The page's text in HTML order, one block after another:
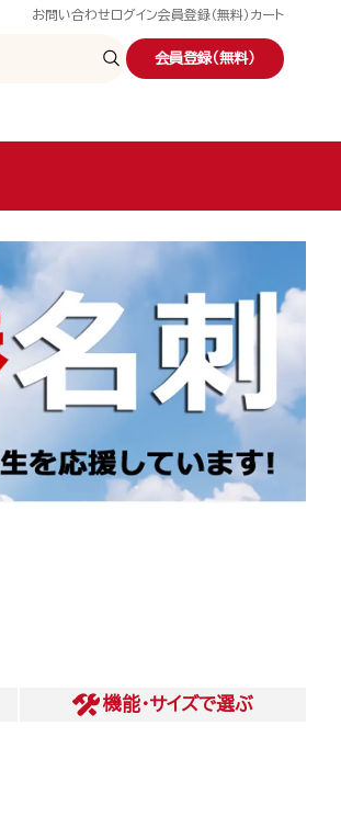
お問い合わせ ログイン会員登録（無料） カート
会員登録（無料）
機能・サイズで選ぶ